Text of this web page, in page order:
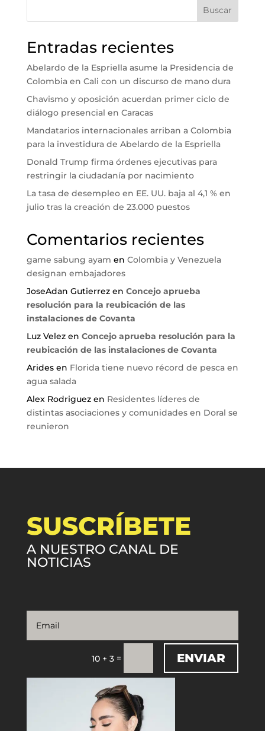
Buscar
Entradas recientes
Abelardo de la Espriella asume la Presidencia de
Colombia en Cali con un discurso de mano dura
Chavismo y oposición acuerdan primer ciclo de
diálogo presencial en Caracas
Mandatarios internacionales arriban a Colombia
para la investidura de Abelardo de la Espriella
Donald Trump firma órdenes ejecutivas para
restringir la ciudadanía por nacimiento
La tasa de desempleo en EE. UU. baja al 4,1 % en
julio tras la creación de 23.000 puestos
Comentarios recientes
game sabung ayam en Colombia y Venezuela
designan embajadores
JoseAdan Gutierrezen Concejo aprueba
resolución para la reubicación de las
instalaciones de Covanta
Luz Velezen Concejo aprueba resolución para la
reubicación de las instalaciones de Covanta
Aridesen Florida tiene nuevo récord de pesca en
agua salada
Alex Rodriguezen Residentes líderes de
distintas asociaciones y comunidades en Doral se
reunieron
SUSCRÍBETE
A NUESTRO CANAL DE
NOTICIAS
10 + 3 = ENVIAR